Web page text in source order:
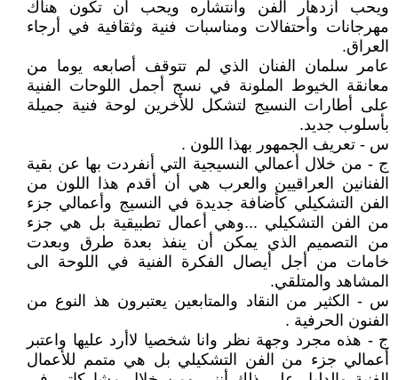
ويحب أزدهار الفن وأنتشاره ويحب أن تكون هناك
مهرجانات وأحتفالات ومناسبات فنية وثقافية في أرجاء
العراق.
عامر سلمان الفنان الذي لم تتوقف أصابعه يوما من
معانقة الخيوط الملونة في نسج أجمل اللوحات الفنية
على أطارات النسيج لتشكل للأخرين لوحة فنية جميلة
بأسلوب جديد.
س - تعريف الجمهور بهذا اللون .
ج - من خلال أعمالي النسيجية التي أنفردت بها عن بقية
الفنانين العراقيين والعرب هي أن أقدم هذا اللون من
الفن التشكيلي كأضافة جديدة في النسيج وأعمالي جزء
من الفن التشكيلي ...وهي أعمال تطبيقية بل هي جزء
من التصميم الذي يمكن أن ينفذ بعدة طرق وبعدت
خامات من أجل أيصال الفكرة الفنية في اللوحة الى
المشاهد والمتلقي.
س - الكثير من النقاد والمتابعين يعتبرون هذ النوع من
الفنون الحرفية .
ج - هذه مجرد وجهة نظر وانا شخصيا لاأرد عليها واعتبر
أعمالي جزء من الفن التشكيلي بل هي متمم للأعمال